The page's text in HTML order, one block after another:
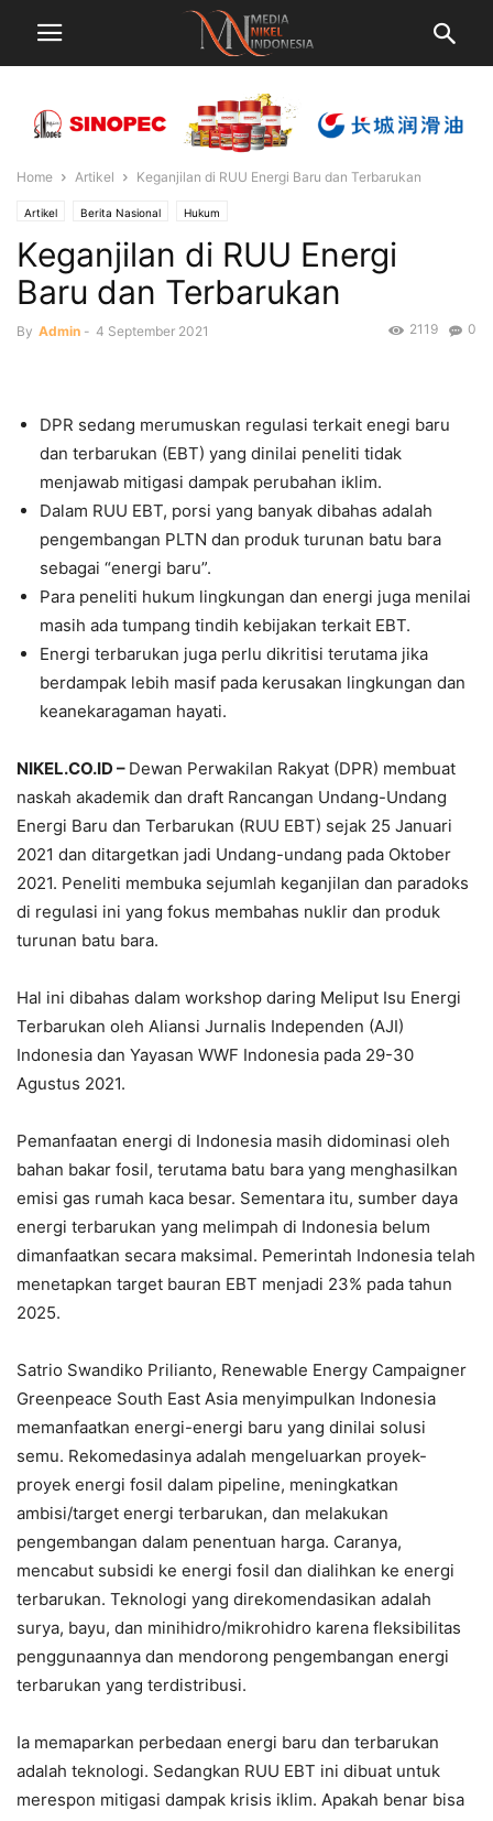
Home Artikel Keganjilan di RUU Energi Baru dan Terbarukan
Artikel Berita Nasional Hukum
Keganjilan di RUU Energi
Baru dan Terbarukan
By Admin - 4 September 2021 0
2119
DPR sedang merumuskan regulasi terkait enegi baru
dan terbarukan (EBT) yang dinilai peneliti tidak
menjawab mitigasi dampak perubahan iklim.
Dalam RUU EBT, porsi yang banyak dibahas adalah
pengembangan PLTN dan produk turunan batu bara
sebagai “energi baru”.
Para peneliti hukum lingkungan dan energi juga menilai
masih ada tumpang tindih kebijakan terkait EBT.
Energi terbarukan juga perlu dikritisi terutama jika
berdampak lebih masif pada kerusakan lingkungan dan
keanekaragaman hayati.
NIKEL.CO.ID – Dewan Perwakilan Rakyat (DPR) membuat
naskah akademik dan draft Rancangan Undang-Undang
Energi Baru dan Terbarukan (RUU EBT) sejak 25 Januari
2021 dan ditargetkan jadi Undang-undang pada Oktober
2021. Peneliti membuka sejumlah keganjilan dan paradoks
di regulasi ini yang fokus membahas nuklir dan produk
turunan batu bara.
Hal ini dibahas dalam workshop daring Meliput Isu Energi
Terbarukan oleh Aliansi Jurnalis Independen (AJI)
Indonesia dan Yayasan WWF Indonesia pada 29-30
Agustus 2021.
Pemanfaatan energi di Indonesia masih didominasi oleh
bahan bakar fosil, terutama batu bara yang menghasilkan
emisi gas rumah kaca besar. Sementara itu, sumber daya
energi terbarukan yang melimpah di Indonesia belum
dimanfaatkan secara maksimal. Pemerintah Indonesia telah
menetapkan target bauran EBT menjadi 23% pada tahun
2025.
Satrio Swandiko Prilianto, Renewable Energy Campaigner
Greenpeace South East Asia menyimpulkan Indonesia
memanfaatkan energi-energi baru yang dinilai solusi
semu. Rekomedasinya adalah mengeluarkan proyek-
proyek energi fosil dalam pipeline, meningkatkan
ambisi/target energi terbarukan, dan melakukan
pengembangan dalam penentuan harga. Caranya,
mencabut subsidi ke energi fosil dan dialihkan ke energi
terbarukan. Teknologi yang direkomendasikan adalah
surya, bayu, dan minihidro/mikrohidro karena fleksibilitas
penggunaannya dan mendorong pengembangan energi
terbarukan yang terdistribusi.
Ia memaparkan perbedaan energi baru dan terbarukan
adalah teknologi. Sedangkan RUU EBT ini dibuat untuk
merespon mitigasi dampak krisis iklim. Apakah benar bisa